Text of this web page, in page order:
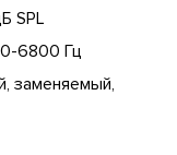
SPL
6800 Гц
заменяемый,